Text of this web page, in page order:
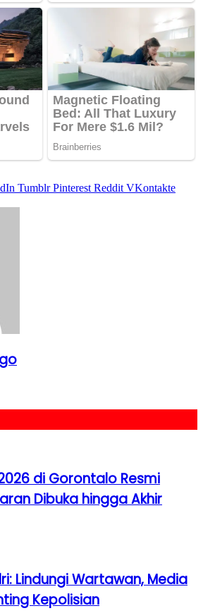
Tumblr Pinterest Reddit VKontakte
di Gorontalo Resmi
Dibuka hingga Akhir
Lindungi Wartawan, Media
Kepolisian